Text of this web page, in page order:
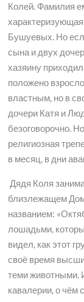
Колей. Фамилия
Бушуевых. Но
сына и двух
хазяину
положено
властным, но в
дочери Катя и
безоговорочно.
религиозная
в месяц, в дни
Дядя Коля
близлежащем
названием:
лошадьми,
видел, как этот
своё время
теми животными.
кавалерии, о чём